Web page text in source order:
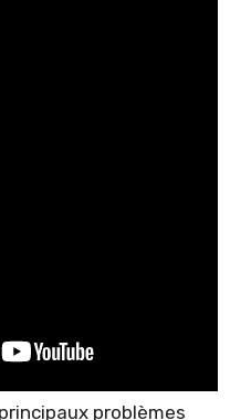
problèmes